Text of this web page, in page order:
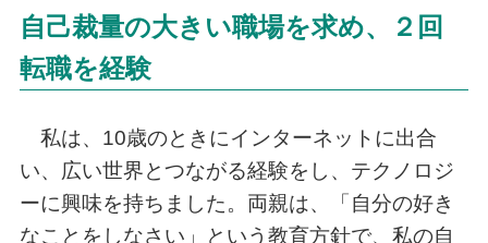
自己裁量の大きい職場を求め、２回
転職を経験
私は、10歳のときにインターネットに出合
い、広い世界とつながる経験をし、テクノロジ
ーに興味を持ちました。両親は、「自分の好き
なことをしなさい」という教育方針で、私の自